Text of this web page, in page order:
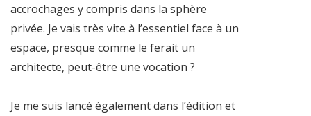
accrochages y compris dans la sphère
privée. Je vais très vite à l’essentiel face à un
espace, presque comme le ferait un
architecte, peut-être une vocation ?
Je me suis lancé également dans l’édition et